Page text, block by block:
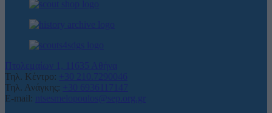
Πτολεμαίων 1, 11635 Αθήνα
Τηλ. Κέντρο:
+30 210.7290046
Τηλ. Ανάγκης:
+30 6936117147
E-mail:
ntsesmelopoulos@sep.org.gr